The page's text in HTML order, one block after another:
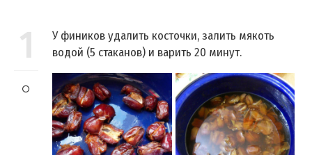
1
У фиников удалить косточки, залить мякоть
водой (5 стаканов) и варить 20 минут.